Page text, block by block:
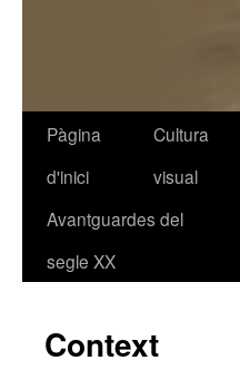
Vés
contingut
Pàgina
d'inici
Cultura
visual
Avantguardes del
segle XX
Context